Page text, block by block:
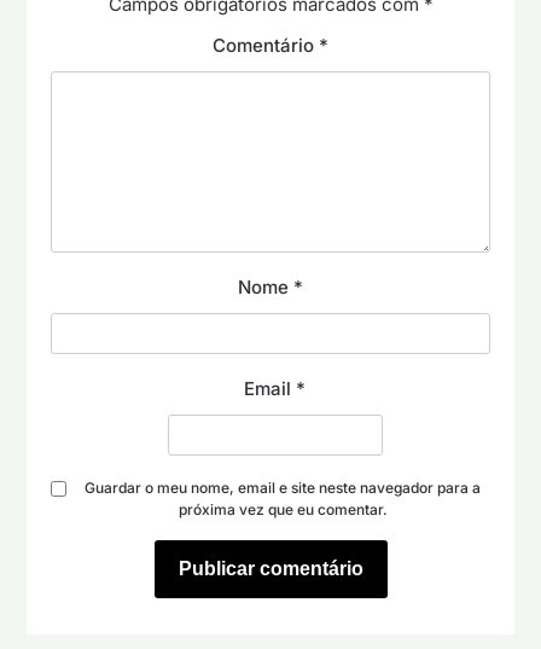
Comentário *
Nome *
Email *
Guardar o meu nome, email e site neste navegador para a
próxima vez que eu comentar.